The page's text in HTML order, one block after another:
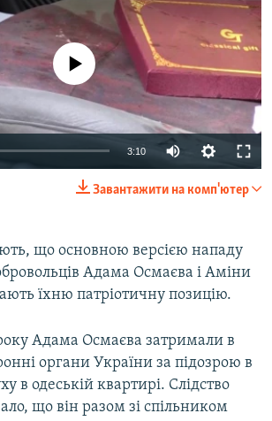
source currently available
3:10
Завантажити на комп'ютер
що основною версією нападу
Адама Осмаєва і Аміни
їхню патріотичну позицію.
Адама Осмаєва затримали в
органи України за підозрою в
в одеській квартирі. Слідство
що він разом зі спільником